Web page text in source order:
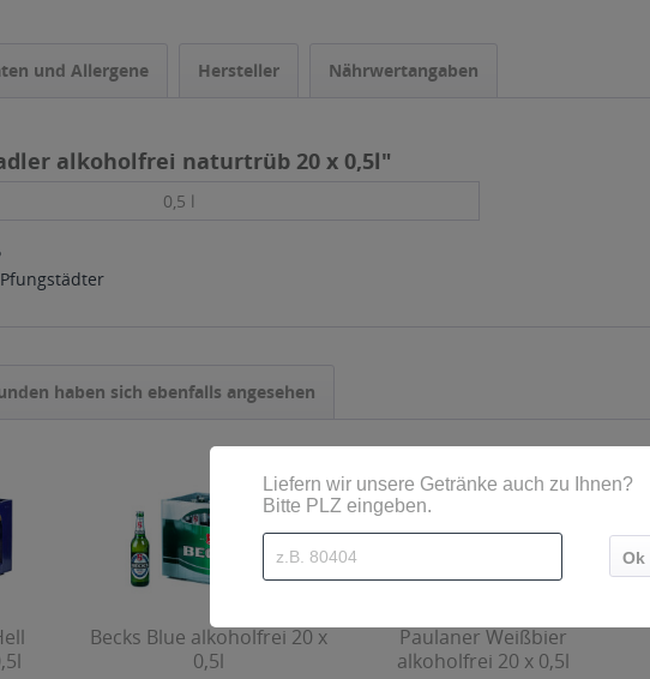
und Allergene Hersteller Nährwertangaben
alkoholfrei naturtrüb 20 x 0,5l"
0,5 l
haben sich ebenfalls angesehen
Becks Blue alkoholfrei 20 x
0,5l
Paulaner Weißbier
alkoholfrei 20 x 0,5l